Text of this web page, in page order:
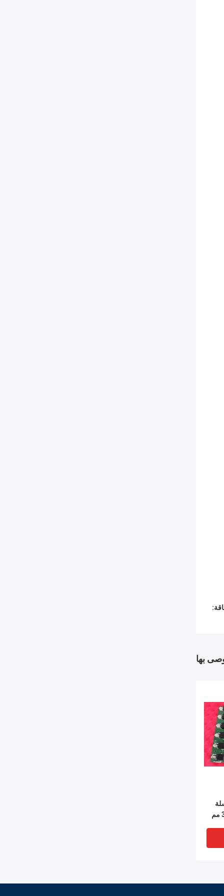
بها
GE Mark VIe بطول 330 مم